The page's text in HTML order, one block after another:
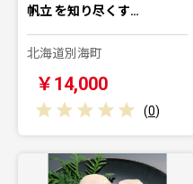
帆立 を知り尽くす…
北海道別海町
￥14,000
(0)